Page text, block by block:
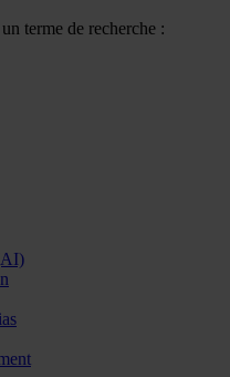
terme de recherche :